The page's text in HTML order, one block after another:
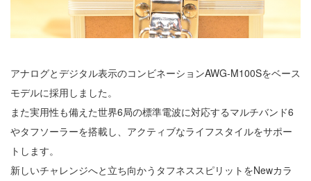
アナログとデジタル表示のコンビネーションAWG-M100Sをベース
モデルに採用しました。
また実用性も備えた世界6局の標準電波に対応するマルチバンド6
やタフソーラーを搭載し、アクティブなライフスタイルをサポー
トします。
新しいチャレンジへと立ち向かうタフネススピリットをNewカラ